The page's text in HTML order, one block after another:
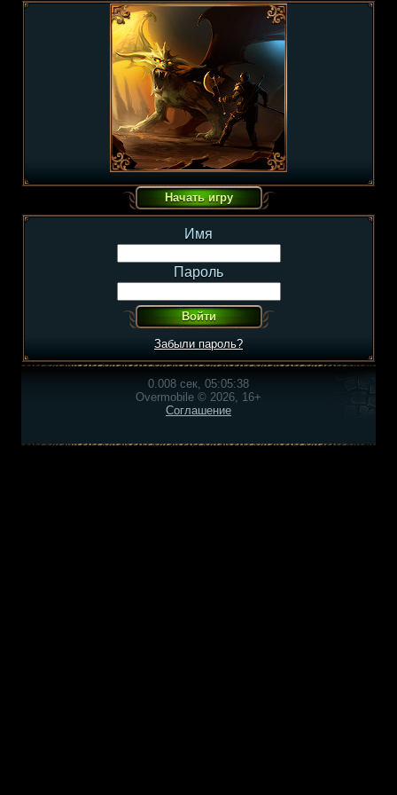
Имя
Пароль
Забыли пароль?
0.008 сек, 05:05:38
Overmobile © 2026, 16+
Соглашение